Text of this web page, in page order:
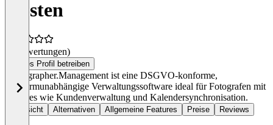
Kosten
(0 Bewertungen)
Dieses Profil betreiben
Photographer.Management ist eine DSGVO-konforme,
plattformunabhängige Verwaltungssoftware ideal für Fotografen mit
Features wie Kundenverwaltung und Kalendersynchronisation.
Übersicht Alternativen Allgemeine Features Preise Reviews